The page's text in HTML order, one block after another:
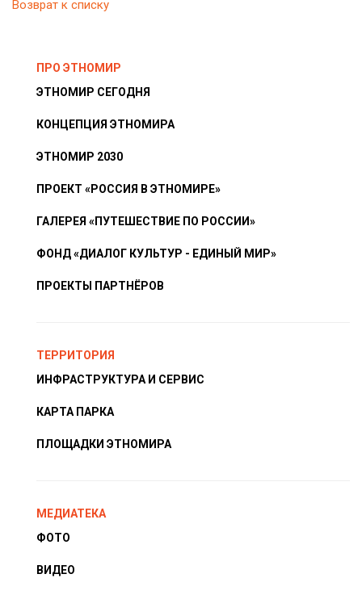
Возврат к списку
ПРО ЭТНОМИР
ЭТНОМИР СЕГОДНЯ
КОНЦЕПЦИЯ ЭТНОМИРА
ЭТНОМИР 2030
ПРОЕКТ «РОССИЯ В ЭТНОМИРЕ»
ГАЛЕРЕЯ «ПУТЕШЕСТВИЕ ПО РОССИИ»
ФОНД «ДИАЛОГ КУЛЬТУР - ЕДИНЫЙ МИР»
ПРОЕКТЫ ПАРТНЁРОВ
ТЕРРИТОРИЯ
ИНФРАСТРУКТУРА И СЕРВИС
КАРТА ПАРКА
ПЛОЩАДКИ ЭТНОМИРА
МЕДИАТЕКА
ФОТО
ВИДЕО